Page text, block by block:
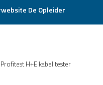
website De Opleider
H+E kabel tester